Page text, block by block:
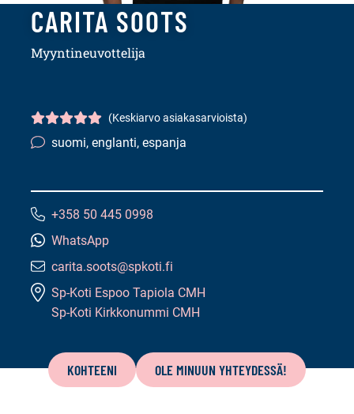
CARITA SOOTS
Myyntineuvottelija
Asiakasarvio
5/5
(Keskiarvo asiakasarvioista)
Kielitaito:
suomi, englanti, espanja
Puhelinnumero:
+358 50 445 0998
WhatsApp
Sähköpostiosoite:
carita.soots@spkoti.fi
Sp-Koti Espoo Tapiola CMH
Sp-Koti Kirkkonummi CMH
sivun
KOHTEENI OLE MINUUN YHTEYDESSÄ!